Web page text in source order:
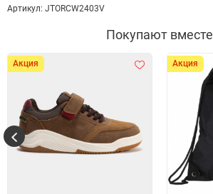
Артикул: JTORCW2403V
Покупают вместе
Акция Акция